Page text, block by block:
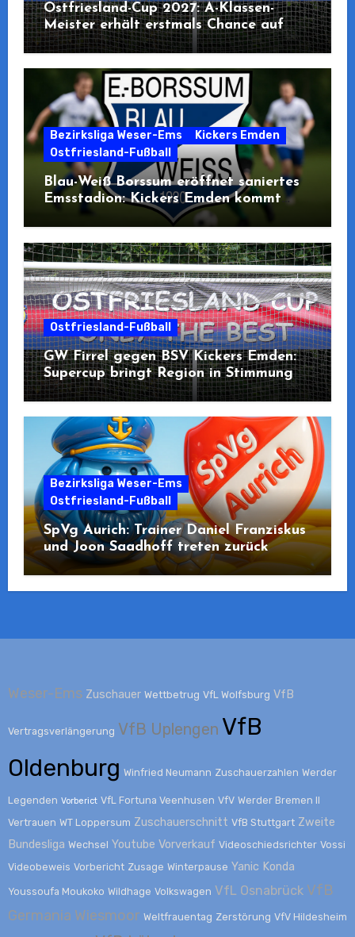
Ostfriesland-Cup 2027: A-Klassen-
Meister erhält erstmals Chance auf
Teilnahme
Bezirksliga Weser-Ems
Kickers Emden
Ostfriesland-Fußball
Blau-Weiß Borssum eröffnet saniertes
Emsstadion: Kickers Emden kommt
zum Pre-Opening
Ostfriesland-Fußball
GW Firrel gegen BSV Kickers Emden:
Supercup bringt Region in Stimmung
Bezirksliga Weser-Ems
Ostfriesland-Fußball
SpVg Aurich: Trainer Daniel Franziskus
und Joon Saadhoff treten zurück
Weser-Ems Zuschauer Wettbetrug VfL Wolfsburg VfB
Vertragsverlängerung VfB Uplengen VfB
Oldenburg Winfried Neumann Zuschauerzahlen Werder
Legenden Vorberict VfL Fortuna Veenhusen VfV Werder Bremen II
Vertrauen WT Loppersum Zuschauerschnitt VfB Stuttgart Zweite
Bundesliga Wechsel Youtube Vorverkauf Videoschiedsrichter Vossi
Videobeweis Vorbericht Zusage Winterpause Yanic Konda
Youssoufa Moukoko Wildhage Volkswagen VfL Osnabrück VfB
Germania Wiesmoor Weltfrauentag Zerstörung VfV Hildesheim